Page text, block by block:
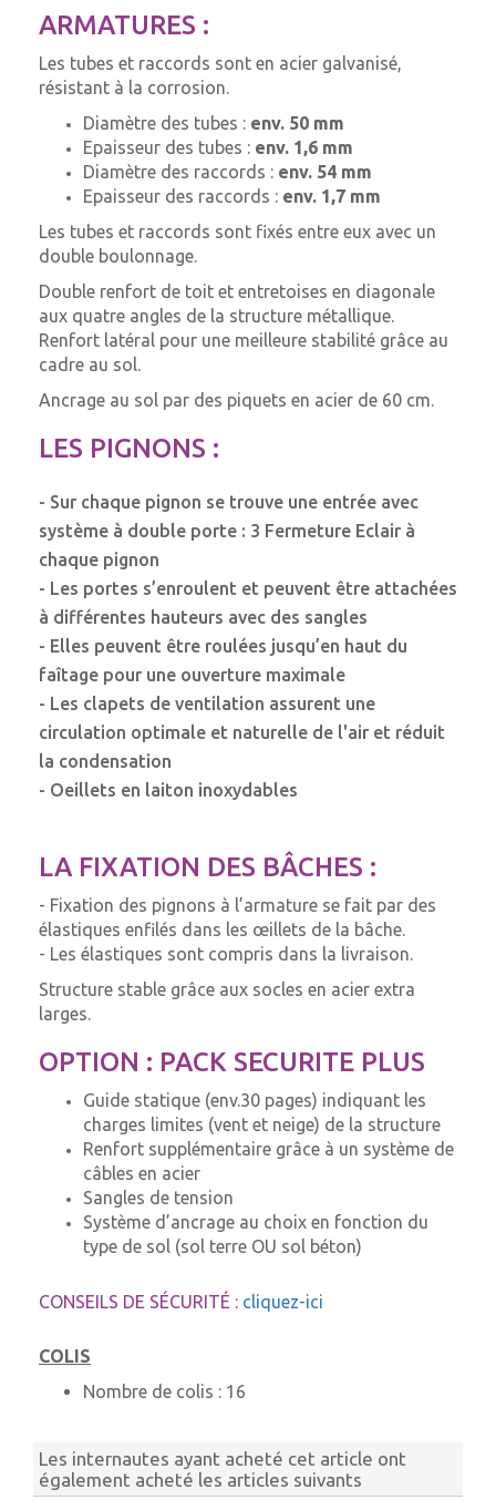
ARMATURES :
Les tubes et raccords sont en acier galvanisé,
résistant à la corrosion.
Diamètre des tubes : env. 50 mm
Epaisseur des tubes : env. 1,6 mm
Diamètre des raccords : env. 54 mm
Epaisseur des raccords : env. 1,7 mm
Les tubes et raccords sont fixés entre eux avec un
double boulonnage.
Double renfort de toit et entretoises en diagonale
aux quatre angles de la structure métallique.
Renfort latéral pour une meilleure stabilité grâce au
cadre au sol.
Ancrage au sol par des piquets en acier de 60 cm.
LES PIGNONS :
- Sur chaque pignon se trouve une entrée avec
système à double porte : 3 Fermeture Eclair à
chaque pignon
- Les portes s’enroulent et peuvent être attachées
à différentes hauteurs avec des sangles
- Elles peuvent être roulées jusqu’en haut du
faîtage pour une ouverture maximale
- Les clapets de ventilation assurent une
circulation optimale et naturelle de l'air et réduit
la condensation
- Oeillets en laiton inoxydables
LA FIXATION DES BÂCHES :
- Fixation des pignons à l’armature se fait par des
élastiques enfilés dans les œillets de la bâche.
- Les élastiques sont compris dans la livraison.
Structure stable grâce aux socles en acier extra
larges.
OPTION : PACK SECURITE PLUS
Guide statique (env.30 pages) indiquant les
charges limites (vent et neige) de la structure
Renfort supplémentaire grâce à un système de
câbles en acier
Sangles de tension
Système d’ancrage au choix en fonction du
type de sol (sol terre OU sol béton)
CONSEILS DE SÉCURITÉ : cliquez-ici
COLIS
Nombre de colis : 16
Les internautes ayant acheté cet article ont
également acheté les articles suivants